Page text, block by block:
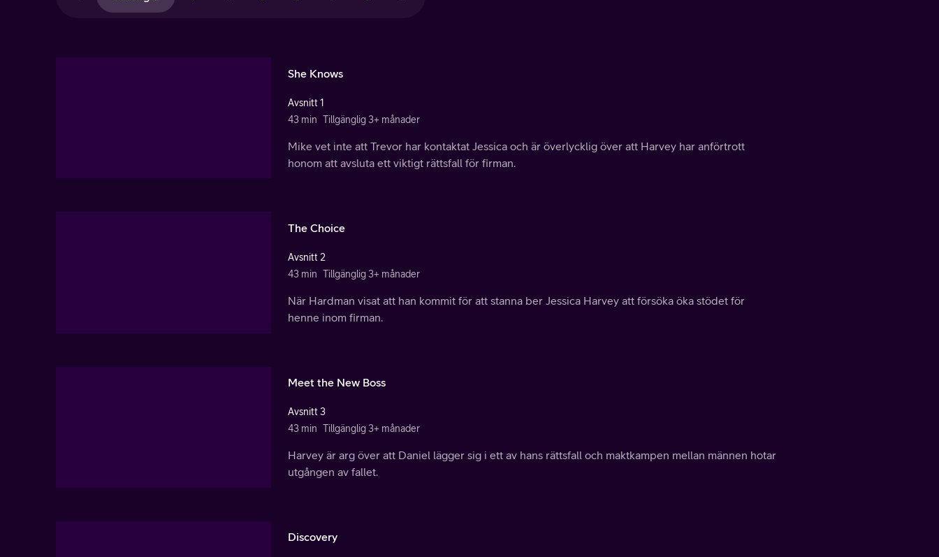
She Knows
Avsnitt 1
43 min Tillgänglig 3+ månader
Mike vet inte att Trevor har kontaktat Jessica och är överlycklig över att Harvey har anförtrott
honom att avsluta ett viktigt rättsfall för firman.
The Choice
Avsnitt 2
43 min Tillgänglig 3+ månader
När Hardman visat att han kommit för att stanna ber Jessica Harvey att försöka öka stödet för
henne inom firman.
Meet the New Boss
Avsnitt 3
43 min Tillgänglig 3+ månader
Harvey är arg över att Daniel lägger sig i ett av hans rättsfall och maktkampen mellan männen hotar
utgången av fallet.
Discovery